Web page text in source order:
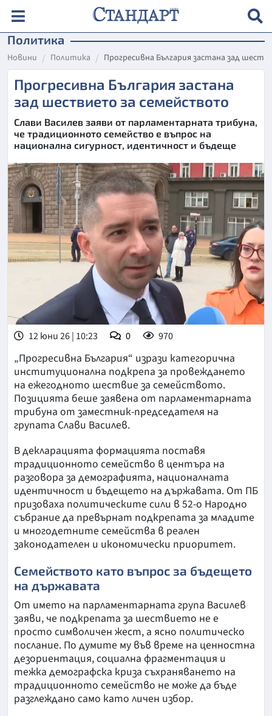
Политика
Новини Политика Прогресивна България застана зад
Прогресивна България застана
зад шествието за семейството
Слави Василев заяви от парламентарната трибуна,
че традиционното семейство е въпрос на
национална сигурност, идентичност и бъдеще
12 юни 26 | 10:23 0 970
„Прогресивна България“ изрази категорична
институционална подкрепа за провеждането
на ежегодното шествие за семейството.
Позицията беше заявена от парламентарната
трибуна от заместник-председателя на
групата Слави Василев.
В декларацията формацията поставя
традиционното семейство в центъра на
разговора за демографията, националната
идентичност и бъдещето на държавата. От ПБ
призоваха политическите сили в 52-о Народно
събрание да превърнат подкрепата за младите
и многодетните семейства в реален
законодателен и икономически приоритет.
Семейството като въпрос за бъдещето
на държавата
От името на парламентарната група Василев
заяви, че подкрепата за шествието не е
просто символичен жест, а ясно политическо
послание. По думите му във време на ценностна
дезориентация, социална фрагментация и
тежка демографска криза съхраняването на
традиционното семейство не може да бъде
разглеждано само като личен избор.